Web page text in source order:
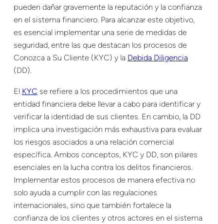
pueden dañar gravemente la reputación y la confianza
en el sistema financiero. Para alcanzar este objetivo,
es esencial implementar una serie de medidas de
seguridad, entre las que destacan los procesos de
Conozca a Su Cliente (KYC) y la Debida Diligencia
(DD).
El KYC se refiere a los procedimientos que una
entidad financiera debe llevar a cabo para identificar y
verificar la identidad de sus clientes. En cambio, la DD
implica una investigación más exhaustiva para evaluar
los riesgos asociados a una relación comercial
específica. Ambos conceptos, KYC y DD, son pilares
esenciales en la lucha contra los delitos financieros.
Implementar estos procesos de manera efectiva no
solo ayuda a cumplir con las regulaciones
internacionales, sino que también fortalece la
confianza de los clientes y otros actores en el sistema